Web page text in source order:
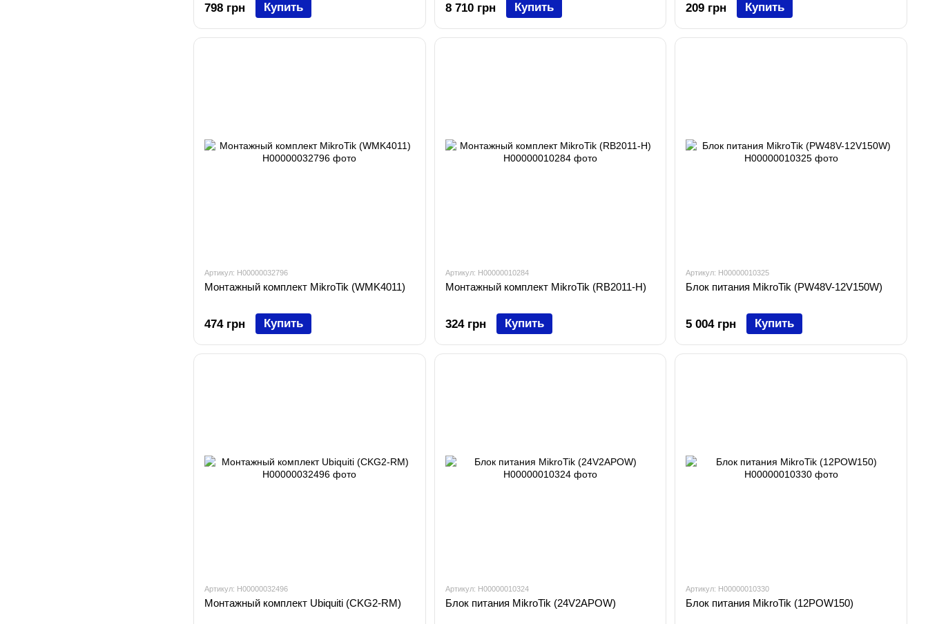
798 грн Купить 8 710 грн Купить 209 грн Купить
Артикул: H00000032796
Монтажный комплект MikroTik (WMK4011)
474 грн Купить
Артикул: H00000010284
Монтажный комплект MikroTik (RB2011-H)
324 грн Купить
Артикул: H00000010325
Блок питания MikroTik (PW48V-12V150W)
5 004 грн Купить
Артикул: H00000032496
Монтажный комплект Ubiquiti (CKG2-RM)
Артикул: H00000010324
Блок питания MikroTik (24V2APOW)
Артикул: H00000010330
Блок питания MikroTik (12POW150)